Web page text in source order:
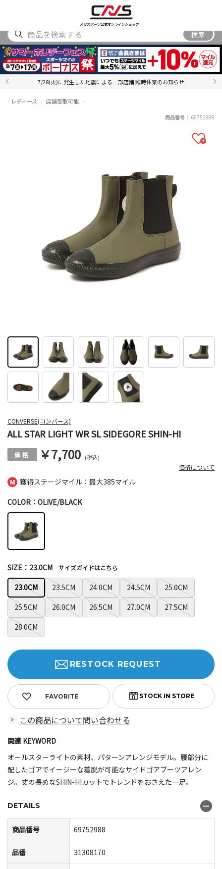
メガスポーツ公式オンラインショップ
ACCESSORY
検索
7/28(火)に発生した地震による一部店舗 臨時休業のお知らせ
獲得ステージマイル：最大385マイル
CONVERSE(コンバース)
ALL STAR LIGHT WR SL SIDEGORE SHIN-HI
レディース 店舗受取可能
￥7,700 (税込)
価格について
商品番号： 69752988
COLOR：OLIVE/BLACK
23.0CM 23.5CM 24.0CM 24.5CM
25.0CM
25.5CM
26.0CM 26.5CM 27.0CM
27.5CM
28.0CM
SIZE：23.0CM サイズガイドはこちら
FAVORITE
RESTOCK REQUEST
この商品について問い合わせる
関連 KEYWORD
オールスターライトの素材、パターンアレンジモデル。腰部分に
配したゴアでイージーな着脱が可能なサイドゴアブーツアレン
ジ。丈の長めなSHIN-HIカットでトレンドをおさえた一足。
DETAILS
商品番号 69752988
品番 31308170